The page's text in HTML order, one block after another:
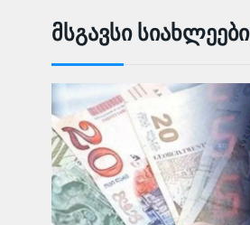
Მსგავსი Სიახლეები